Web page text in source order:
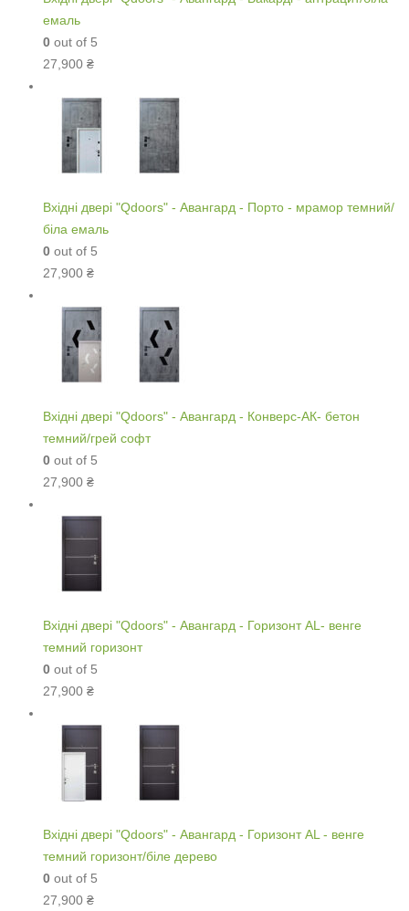
емаль
0 out of 5
27,900 ₴
Вхідні двері "Qdoors" - Авангард - Порто - мрамор темний/
біла емаль
0 out of 5
27,900 ₴
Вхідні двері "Qdoors" - Авангард - Конверс-АК- бетон
темний/грей софт
0 out of 5
27,900 ₴
Вхідні двері "Qdoors" - Авангард - Горизонт AL- венге
темний горизонт
0 out of 5
27,900 ₴
Вхідні двері "Qdoors" - Авангард - Горизонт AL - венге
темний горизонт/біле дерево
0 out of 5
27,900 ₴